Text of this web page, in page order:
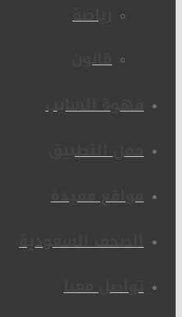
رياضة
قانون
قهوة الشايب
حمل التطبيق
مواقع مفيدة
الصحف السعودية
تواصل معنا